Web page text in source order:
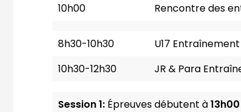
a
l
p
)
10h00
Rencontre des
8h30-10h30
U17
10h30-12h30
JR & Para
Session 1: Épreuves débutent à13h00